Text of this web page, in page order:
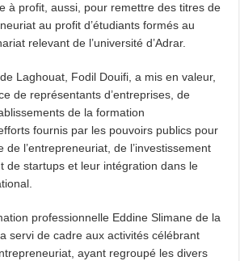
à profit, aussi, pour remettre des titres de
au profit d’étudiants formés au
relevant de l’université d’Adrar.
Laghouat, Fodil Douifi, a mis en valeur,
de représentants d’entreprises, de
de la formation
fournis par les pouvoirs publics pour
de l’entrepreneuriat, de l’investissement
de startups et leur intégration dans le
professionnelle Eddine Slimane de la
servi de cadre aux activités célébrant
ayant regroupé les divers